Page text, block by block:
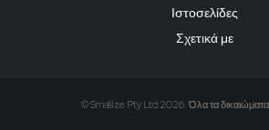
Ιστοσελίδες
Σχετικά με
© Smallize Pty Ltd 2026. Όλα τα δικαιώματα